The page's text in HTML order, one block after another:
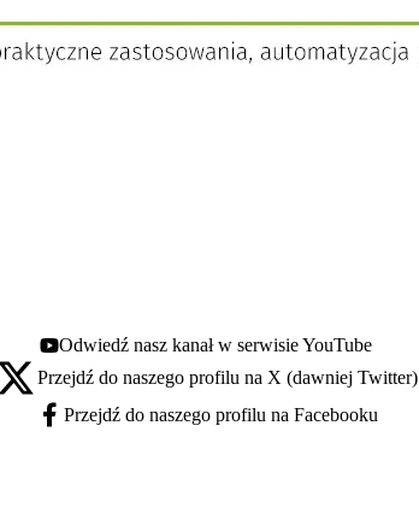
Youtube - otwiera się w nowej karcie
Odwiedź nasz kanał w serwisie YouTube
X - otwiera się w nowej karcie
Przejdź do naszego profilu na X (dawniej Twitter)
Facebook - otwiera się w nowej karcie
Przejdź do naszego profilu na Facebooku